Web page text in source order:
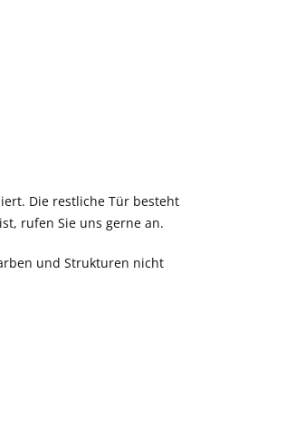
Die restliche Tür besteht
rufen Sie uns gerne an.
und Strukturen nicht